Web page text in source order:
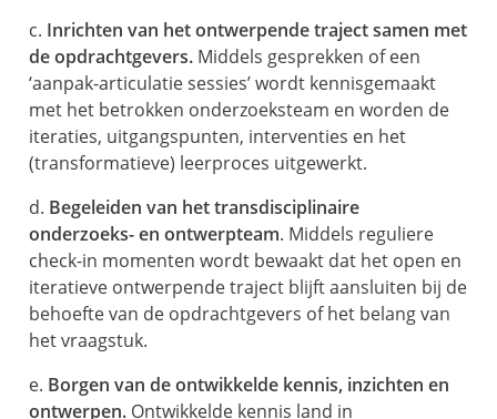
c. Inrichten van het ontwerpende traject samen met
de opdrachtgevers. Middels gesprekken of een
‘aanpak-articulatie sessies’ wordt kennisgemaakt
met het betrokken onderzoeksteam en worden de
iteraties, uitgangspunten, interventies en het
(transformatieve) leerproces uitgewerkt.
d. Begeleiden van het transdisciplinaire
onderzoeks- en ontwerpteam. Middels reguliere
check-in momenten wordt bewaakt dat het open en
iteratieve ontwerpende traject blijft aansluiten bij de
behoefte van de opdrachtgevers of het belang van
het vraagstuk.
e. Borgen van de ontwikkelde kennis, inzichten en
ontwerpen. Ontwikkelde kennis land in